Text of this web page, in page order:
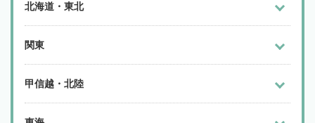
北海道・東北
関東
甲信越・北陸